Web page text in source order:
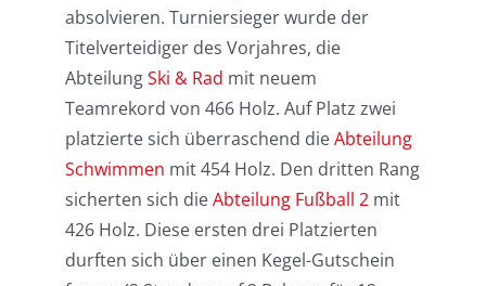
absolvieren. Turniersieger wurde der
Titelverteidiger des Vorjahres, die
AbteilungSki & Rad mit neuem
Teamrekord von 466 Holz. Auf Platz zwei
platzierte sich überraschend dieAbteilung
Schwimmen mit 454 Holz. Den dritten Rang
sicherten sich dieAbteilung Fußball 2mit
426 Holz. Diese ersten drei Platzierten
durften sich über einen Kegel-Gutschein